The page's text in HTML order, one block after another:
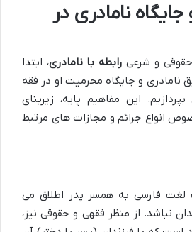
نامادری در
و شرعی رابطه با نامادری، ابتدا
نامادری و جایگاه محرمیت او در فقه
این مفاهیم پایه، زیربنای
انواع جرائم و مجازات های مرتبط
لغت فارسی به همسر پدر اطلاق می
نباشد. از منظر فقهی و حقوقی نیز،